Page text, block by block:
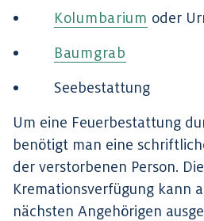
Kolumbarium oder
Baumgrab
Seebestattung
Um eine Feuerbestattung
benötigt man eine
der verstorbenen Person.
Kremationsverfügung kann
nächsten Angehörigen